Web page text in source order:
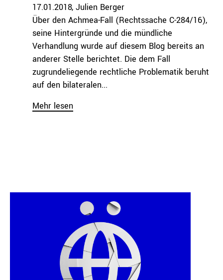
17.01.2018 Julien Berger
Über den Achmea-Fall (Rechtssache C-284/16),
seine Hintergründe und die mündliche
Verhandlung wurde auf diesem Blog bereits an
anderer Stelle berichtet. Die dem Fall
zugrundeliegende rechtliche Problematik beruht
auf den bilateralen...
Mehr lesen